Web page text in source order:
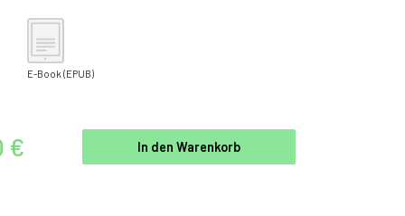
E-Book (EPUB)
€ In den Warenkorb